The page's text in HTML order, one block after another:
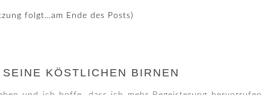
folgt…am Ende des Posts)
KÖSTLICHEN BIRNEN